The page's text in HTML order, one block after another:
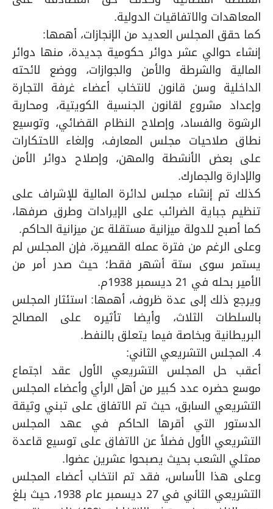
المعاهدات والاتفاقيات الدولية.
كما حقق المجلس العديد من الإنجازات، أهمها:
إنشاء حوالي عشر دوائر حكومية جديدة، منها دوائر
المالية والشرطة والأمن والجوازات، ووضع لائحته
الداخلية وسن قانون لانتخاب أعضاء غرفة التجارة
وإعداد مشروع لقانون الجنسية الكويتية، ومحاربة
الرشوة والفساد، وإصلاح النظام القضائي، وتوسيع
نطاق صلاحيات مجلس المعارف، وإلغاء الاحتكارات
على بعض الأنشطة والمهن، وإصلاح دوائر الأمن
والإدارة والجمارك.
كذلك تم إنشاء مجلس لدائرة المالية للإشراف على
تنظيم جباية الضرائب على الإيرادات وطرق صرفها،
كما أصبح للدولة ميزانية مستقلة عن ميزانية الحاكم.
وعلى الرغم من فترة عمله القصيرة، فإن المجلس لم
يستمر سوى ستة أشهر فقط؛ حيث صدر أمر من
الأمير بحله في 21 ديسمبر 1938م.
ويرجع ذلك إلى عدة ظروف، أهمها: استئثار المجلس
بالسلطات الثلاث، وأيضا تأثيره على المصالح
البريطانية وبخاصة فيما يتعلق بالنفط.
4. المجلس التشريعي الثاني:
أعقب حل المجلس التشريعي الأول عقد اجتماع
موسع حضره عدد كبير من أهل الرأي وأعضاء المجلس
التشريعي السابق، حيث تم الاتفاق على تبني وثيقة
الدستور التي أقرها الحاكم في عهد المجلس
التشريعي الأول فضلاً عن الاتفاق على توسيع قاعدة
ممثلي الشعب بحيث يصبحوا عشرين عضوا.
وعلى هذا الأساس، فقد تم انتخاب أعضاء المجلس
التشريعي الثاني في 27 ديسمبر عام 1938، حيث بلغ